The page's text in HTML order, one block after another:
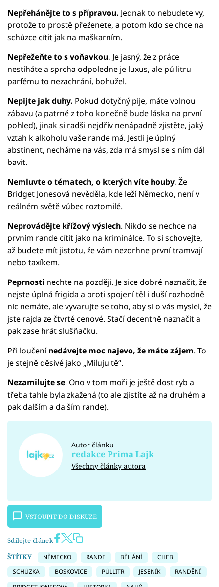
Nepřehánějte to s přípravou. Jednak to nebudete vy,
protože to prostě přeženete, a potom kdo se chce na
schůzce cítit jak na maškarním.
Nepřežeňte to s voňavkou. Je jasný, že z práce
nestíháte a sprcha odpoledne je luxus, ale půllitru
parfému to nezachrání, bohužel.
Nepijte jak duhy. Pokud dotyčný pije, máte volnou
zábavu (a patrně z toho konečně bude láska na první
pohled), jinak si radši nejdřív nenápadně zjistěte, jaký
vztah k alkoholu vaše rande má. Jestli je úplný
abstinent, necháme na vás, zda má smysl se s ním dál
bavit.
Nemluvte o tématech, o kterých víte houby. Že
Bridget Jonesová nevěděla, kde leží Německo, není v
reálném světě vůbec roztomilé.
Neprovádějte křížový výslech. Nikdo se nechce na
prvním rande cítit jako na kriminálce. To si schovejte,
až budete mít jistotu, že vám nezdrhne první tramvají
nebo taxíkem.
Peprnosti nechte na později. Je sice dobré naznačit, že
nejste úplná frigida a proti spojení těl i duší rozhodně
nic nemáte, ale vyvarujte se toho, aby si o vás myslel, že
jste rajda ze čtvrté cenové. Stačí decentně naznačit a
pak zase hrát slušňačku.
Při loučenínedávejte moc najevo, že máte zájem. To
je stejně děsivé jako „Miluju tě“.
Nezamilujte se. Ono v tom moři je ještě dost ryb a
třeba tahle byla zkažená (to ale zjistíte až na druhém a
pak dalším a dalším rande).
Autor článku
redakce Prima Lajk
Všechny články autora
VSTOUPIT DO DISKUZE
Sdílejte článek
ŠTÍTKY
NĚMECKO RANDE BĚHÁNÍ
CHEB
SCHŮZKA
BOSKOVICE PŮLLITR JESENÍK
RANDĚNÍ